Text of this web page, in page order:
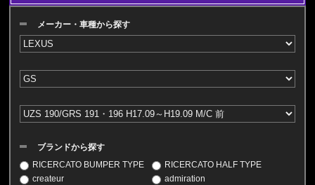
メーカー・車種から探す
ブランドから探す
RICERCATO BUMPER TYPE
RICERCATO HALF TYPE
createur
admiration